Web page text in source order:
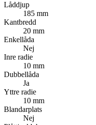
Låddjup
185 mm
Kantbredd
20 mm
Enkellåda
Nej
Inre radie
10 mm
Dubbellåda
Ja
Yttre radie
10 mm
Blandarplats
Nej